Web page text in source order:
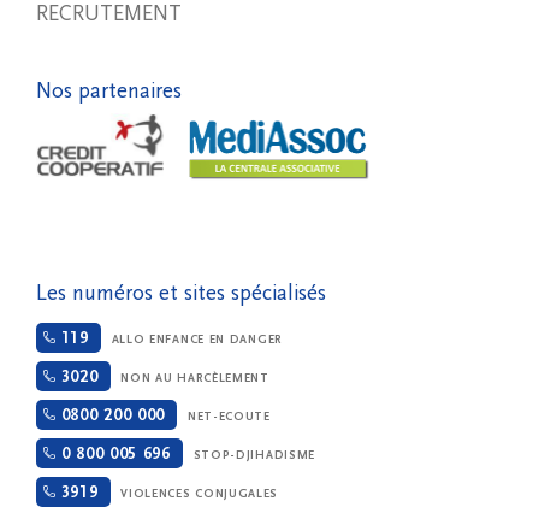
RECRUTEMENT
Nos partenaires
Les numéros et sites spécialisés
119 ALLO ENFANCE EN DANGER
3020 NON AU HARCÈLEMENT
0800 200 000 NET-ECOUTE
0 800 005 696 STOP-DJIHADISME
3919 VIOLENCES CONJUGALES